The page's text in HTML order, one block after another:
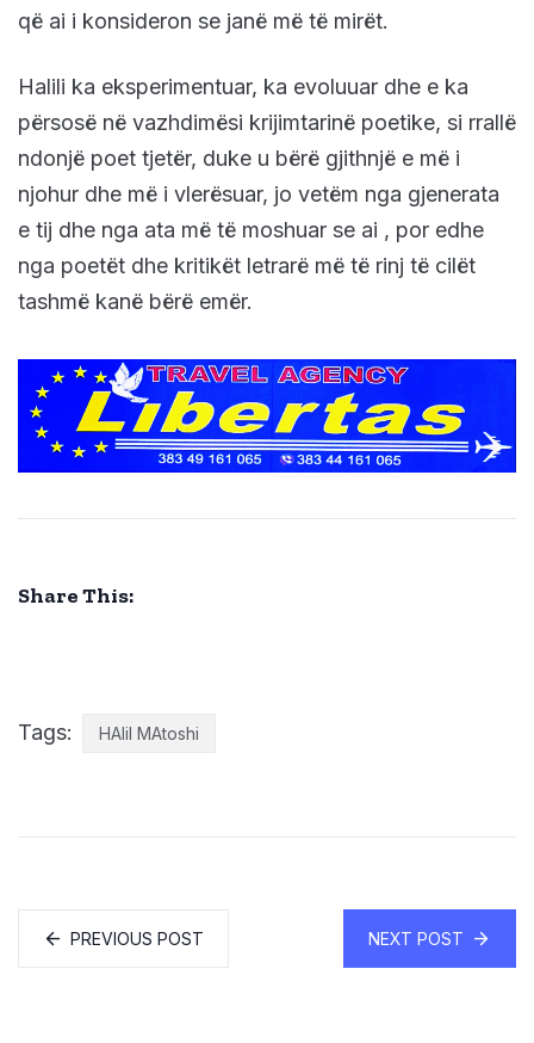
që ai i konsideron se janë më të mirët.
Halili ka eksperimentuar, ka evoluuar dhe e ka
përsosë në vazhdimësi krijimtarinë poetike, si rrallë
ndonjë poet tjetër, duke u bërë gjithnjë e më i
njohur dhe më i vlerësuar, jo vetëm nga gjenerata
e tij dhe nga ata më të moshuar se ai , por edhe
nga poetët dhe kritikët letrarë më të rinj të cilët
tashmë kanë bërë emër.
Share This:
Tags: HAlil MAtoshi
PREVIOUS POST NEXT POST